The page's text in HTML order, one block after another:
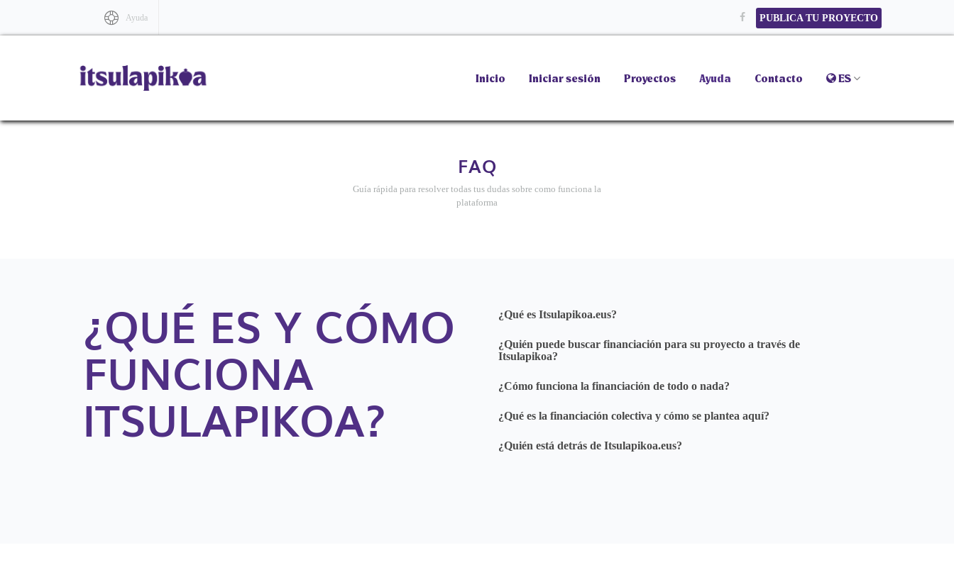
Ayuda PUBLICA TU PROYECTO
Inicio Iniciar sesión Proyectos Ayuda Contacto ES
FAQ
Guía rápida para resolver todas tus dudas sobre como funciona la
plataforma
¿QUÉ ES Y CÓMO
FUNCIONA
ITSULAPIKOA?
¿Qué es Itsulapikoa.eus?
¿Quién puede buscar financiación para su proyecto a través de
Itsulapikoa?
¿Cómo funciona la financiación de todo o nada?
¿Qué es la financiación colectiva y cómo se plantea aquí?
¿Quién está detrás de Itsulapikoa.eus?